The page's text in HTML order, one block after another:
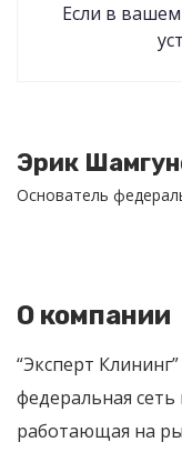
Если в
Эрик
Основатель
О компании
“Эксперт
федеральная
работающая на